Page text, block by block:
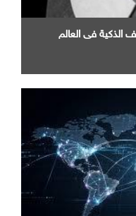
في العالم